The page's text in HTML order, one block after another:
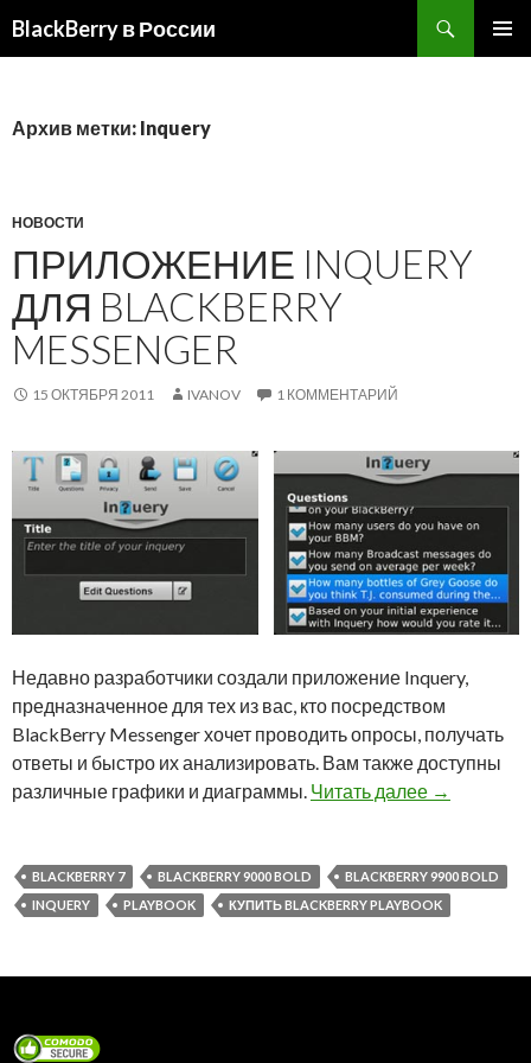
BlackBerry в России
Архив метки: Inquery
НОВОСТИ
ПРИЛОЖЕНИЕ INQUERY
ДЛЯ BLACKBERRY
MESSENGER
15 ОКТЯБРЯ 2011 IVANOV 1 КОММЕНТАРИЙ
Недавно разработчики создали приложение Inquery,
предназначенное для тех из вас, кто посредством
BlackBerry Messenger хочет проводить опросы, получать
ответы и быстро их анализировать. Вам также доступны
различные графики и диаграммы. Читать далее →
BLACKBERRY 7 BLACKBERRY 9000 BOLD
BLACKBERRY 9900 BOLD
INQUERY
PLAYBOOK КУПИТЬ BLACKBERRY PLAYBOOK